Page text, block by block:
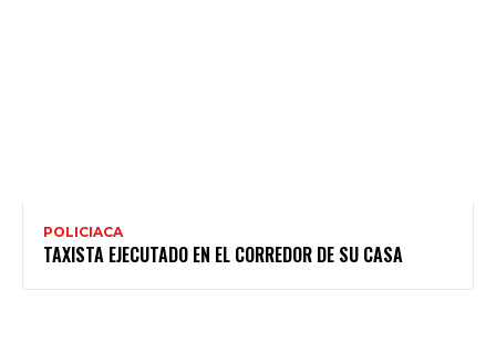
POLICIACA
TAXISTA EJECUTADO EN EL CORREDOR DE SU CASA